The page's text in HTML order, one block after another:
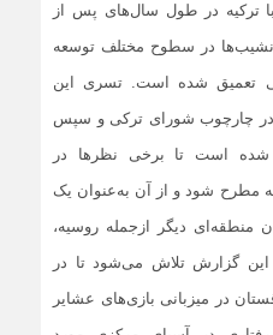
ترکیه در طول سال‌های پس از
نشیب‌ها در سطوح مختلف توسعه
تعمیق شده است. تسری این
چارچوب شورای ترکی و سپس
است تا برخی نظرها در
مطرح شود و از آن به‌عنوان یک
منطقه‌ای دیگر ازجمله روسیه،
گزارش تلاش می‌شود تا در
در میزبانی بازی‌های عشایر